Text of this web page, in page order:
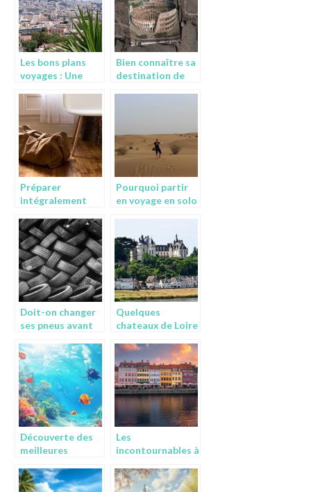
Les bons plans
voyages : Une
enchante plus
d’un
Bien connaître sa
destination de
Préparer
intégralement
Pourquoi partir
en voyage en solo
Doit-on changer
ses pneus avant
vacances ?
Quelques
chateaux de Loire
prix
Découverte des
meilleures
plongée sous-
marine pour
Les
incontournables à
Copenhague pour
une visite